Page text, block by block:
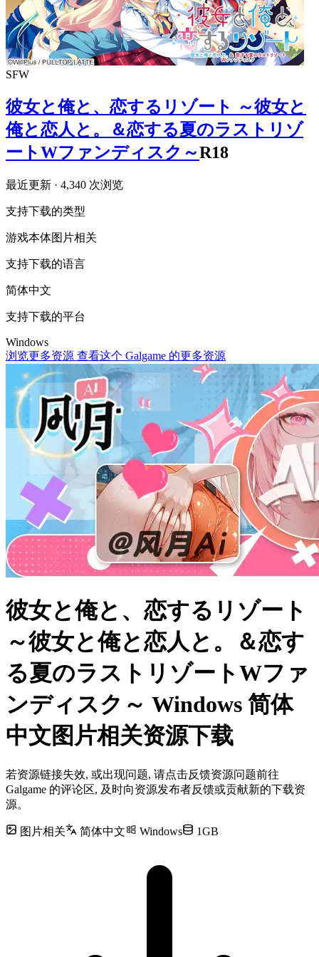
SFW
彼女と俺と、恋するリゾート ～彼女と
俺と恋人と。＆恋する夏のラストリゾ
ートWファンディスク～R18
最近更新 · 4,340 次浏览
支持下载的类型
游戏本体图片相关
支持下载的语言
简体中文
支持下载的平台
Windows
浏览更多资源 查看这个 Galgame 的更多资源
彼女と俺と、恋するリゾート
～彼女と俺と恋人と。＆恋す
る夏のラストリゾートWファ
ンディスク～ Windows 简体
中文图片相关资源下载
若资源链接失效, 或出现问题, 请点击反馈资源问题前往
Galgame 的评论区, 及时向资源发布者反馈或贡献新的下载资
源。
图片相关 简体中文 Windows 1GB